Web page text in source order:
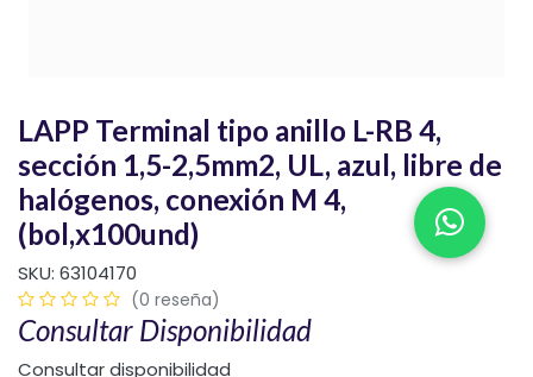
LAPP Terminal tipo anillo L-RB 4,
sección 1,5-2,5mm2, UL, azul, libre de
halógenos, conexión M 4,
(bol,x100und)
SKU: 63104170
(0 reseña)
Consultar Disponibilidad
Consultar disponibilidad